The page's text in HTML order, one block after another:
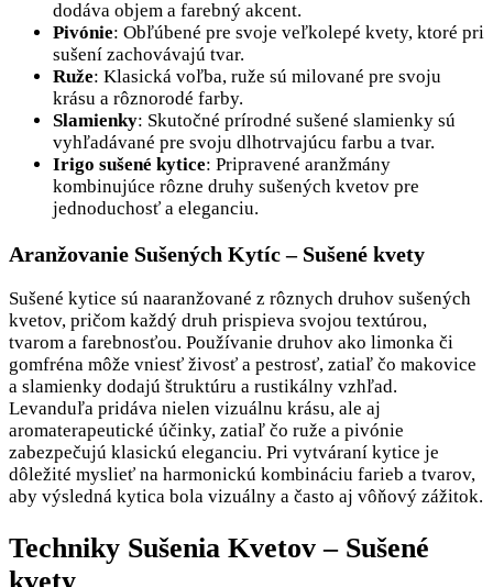
dodáva objem a farebný akcent.
Pivónie: Obľúbené pre svoje veľkolepé kvety, ktoré pri
sušení zachovávajú tvar.
Ruže: Klasická voľba, ruže sú milované pre svoju
krásu a rôznorodé farby.
Slamienky: Skutočné prírodné sušené slamienky sú
vyhľadávané pre svoju dlhotrvajúcu farbu a tvar.
Irigo sušené kytice: Pripravené aranžmány
kombinujúce rôzne druhy sušených kvetov pre
jednoduchosť a eleganciu.
Aranžovanie Sušených Kytíc – Sušené kvety
Sušené kytice sú naaranžované z rôznych druhov sušených
kvetov, pričom každý druh prispieva svojou textúrou,
tvarom a farebnosťou. Používanie druhov ako limonka či
gomfréna môže vniesť živosť a pestrosť, zatiaľ čo makovice
a slamienky dodajú štruktúru a rustikálny vzhľad.
Levanduľa pridáva nielen vizuálnu krásu, ale aj
aromaterapeutické účinky, zatiaľ čo ruže a pivónie
zabezpečujú klasickú eleganciu. Pri vytváraní kytice je
dôležité myslieť na harmonickú kombináciu farieb a tvarov,
aby výsledná kytica bola vizuálny a často aj vôňový zážitok.
Techniky Sušenia Kvetov – Sušené
kvety